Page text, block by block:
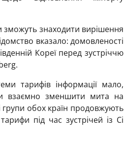
зможуть знаходити вирішення
вказало: домовленості
Кореї перед зустріччю
тарифів інформації мало,
взаємно зменшити мита на
обох країн продовжують
під час зустрічей із Сі